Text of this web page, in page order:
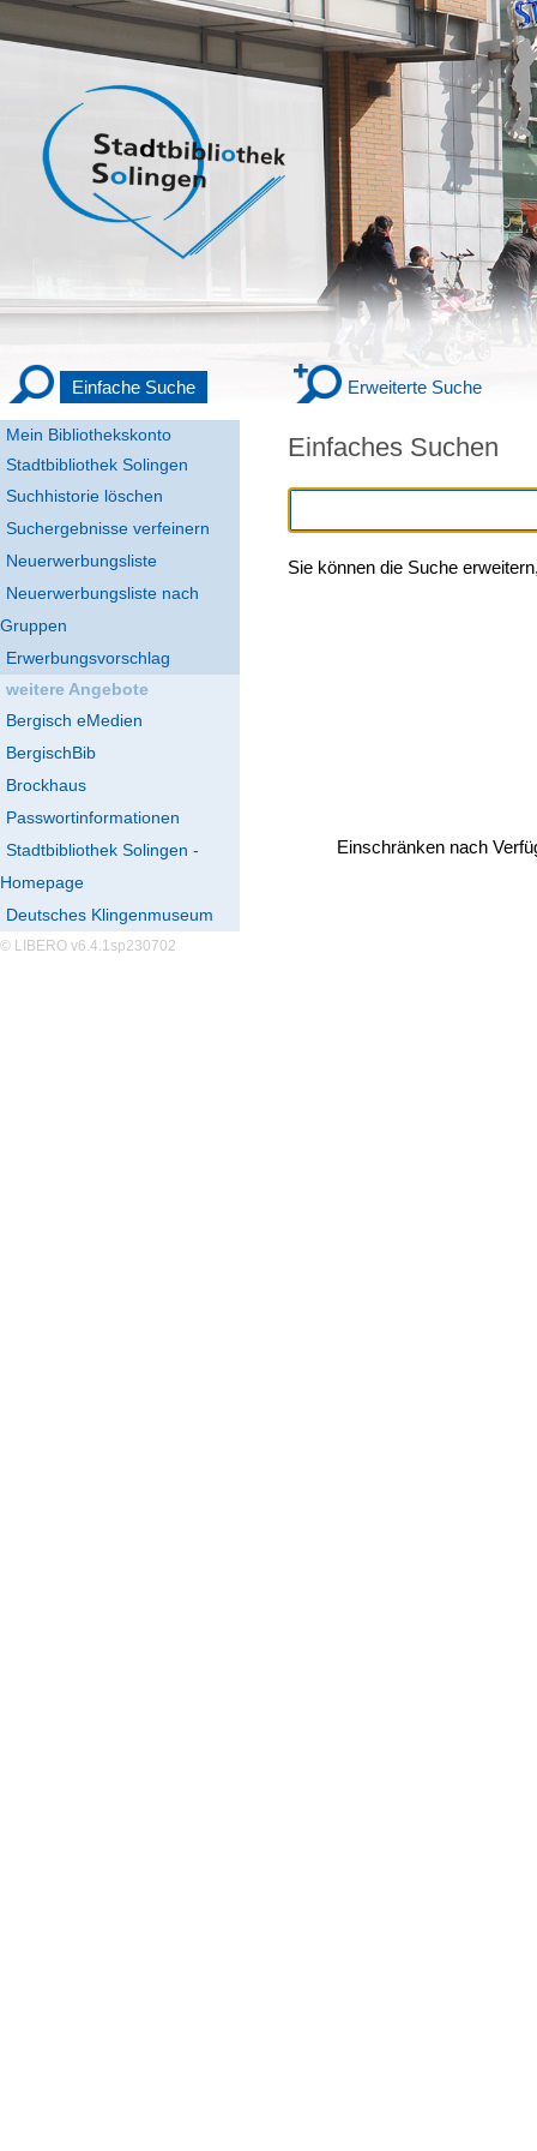
Mein Bibliothekskonto
Stadtbibliothek Solingen
Einfache Suche Erweiterte Suche
Suchhistorie löschen
Suchergebnisse verfeinern
Neuerwerbungsliste
Neuerwerbungsliste nach
Gruppen
Erwerbungsvorschlag
weitere Angebote
Bergisch eMedien
BergischBib
Brockhaus
Passwortinformationen
Stadtbibliothek Solingen -
Homepage
Deutsches Klingenmuseum
© LIBERO v6.4.1sp230702
Einfaches Suchen
Sie können die Suche
Einschränken nach